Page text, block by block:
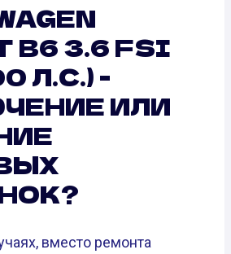
B6 3.6 FSI
Л.С.) -
ИЛИ
вместо ремонта